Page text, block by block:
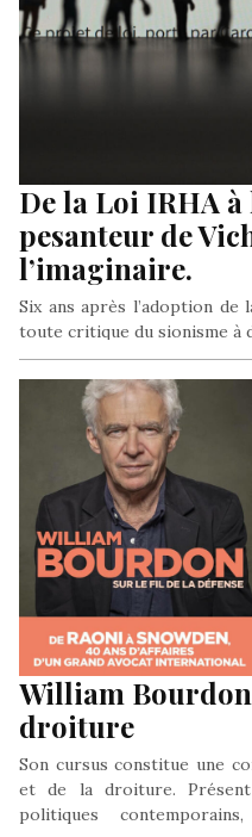
De la Loi IRHA à
pesanteur de
l’imaginaire.
Six ans après l’adoption de
toute critique du sionisme à
William
droiture
Son cursus constitue une
et de la droiture.
politiques